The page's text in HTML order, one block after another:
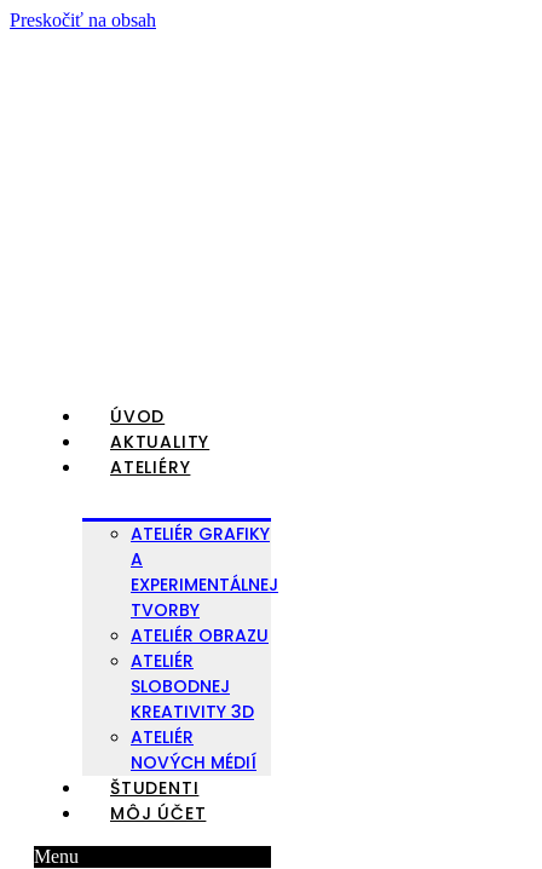
Preskočiť na obsah
ÚVOD
AKTUALITY
ATELIÉRY
ATELIÉR GRAFIKY
A
EXPERIMENTÁLNEJ
TVORBY
ATELIÉR OBRAZU
ATELIÉR
SLOBODNEJ
KREATIVITY 3D
ATELIÉR
NOVÝCH MÉDIÍ
ŠTUDENTI
MÔJ ÚČET
Menu